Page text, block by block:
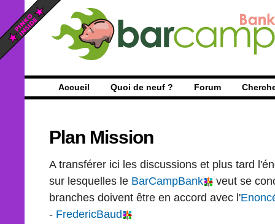
Accueil Quoi de neuf ? Forum
Plan Mission
A transférer ici les discussions et plus tard
sur lesquelles le BarCampBank
veut se
branches doivent être en accord avec l'
- FredericBaud